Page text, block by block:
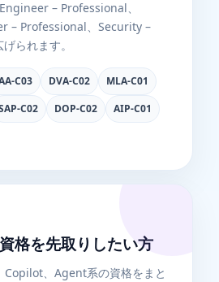
– Professional、
– Professional、Security –
られます。
C03 DVA-C02
MLA-C01
C02 DOP-C02
AIP-C01
格を先取りしたい方
、Agent系の資格をまと